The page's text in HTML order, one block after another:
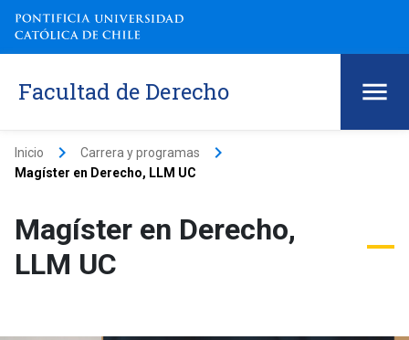
Facultad de Derecho
Inicio keyboard_arrow_right Carrera y programas keyboard_arrow_right
Magíster en Derecho, LLM UC
Magíster en Derecho,
LLM UC